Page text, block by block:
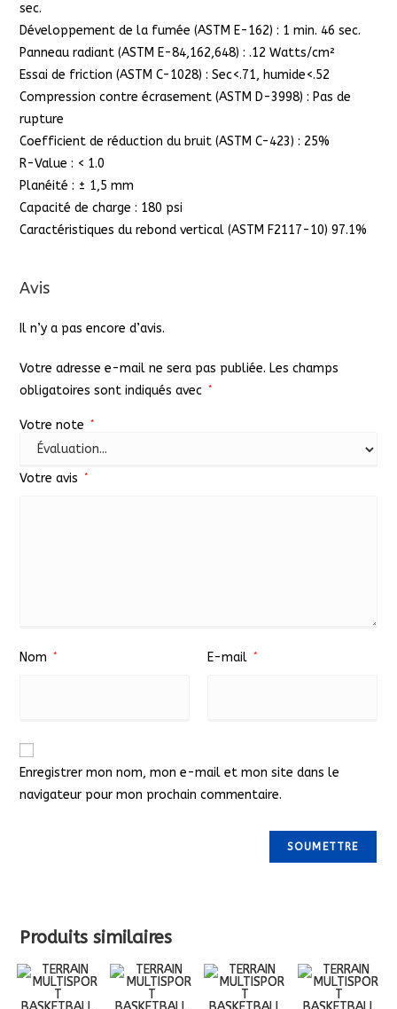
sec.
Développement de la fumée (ASTM E-162) : 1 min. 46 sec.
Panneau radiant (ASTM E-84,162,648) : .12 Watts/cm²
Essai de friction (ASTM C-1028) : Sec<.71, humide<.52
Compression contre écrasement (ASTM D-3998) : Pas de
rupture
Coefficient de réduction du bruit (ASTM C-423) : 25%
R-Value : < 1.0
Planéité : ± 1,5 mm
Capacité de charge : 180 psi
Caractéristiques du rebond vertical (ASTM F2117-10) 97.1%
Avis
Il n’y a pas encore d’avis.
Votre adresse e-mail ne sera pas publiée. Les champs
obligatoires sont indiqués avec
*
Votre note *
Votre avis *
Nom * E-mail *
Enregistrer mon nom, mon e-mail et mon site dans le
navigateur pour mon prochain commentaire.
Produits similaires